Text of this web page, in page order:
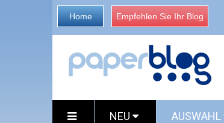
Home Empfehlen Sie Ihr Blog
NEU AUSWAHL